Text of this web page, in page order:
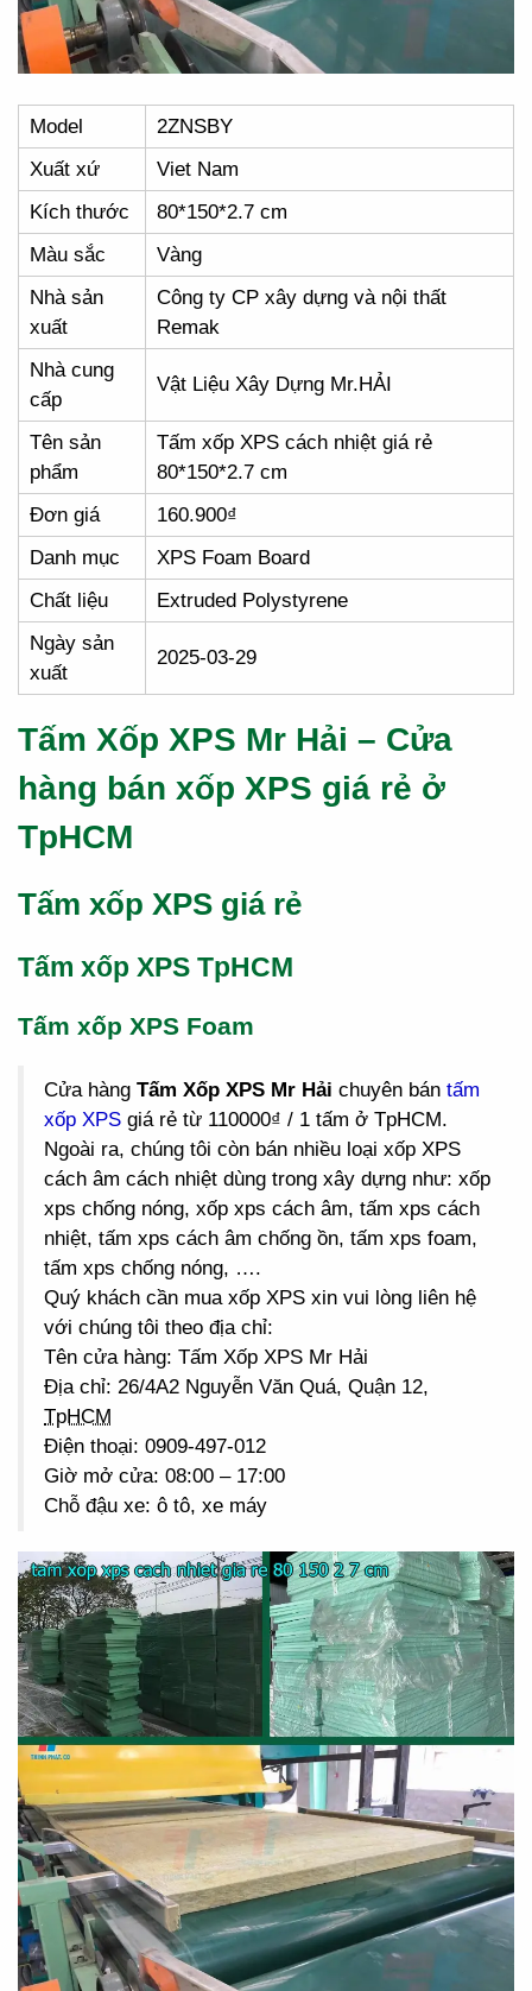
Model
2ZNSBY
Xuất xứ
Viet Nam
Kích thước
80*150*2.7 cm
Màu sắc
Vàng
Nhà sản
xuất
Công ty CP xây dựng và nội thất
Remak
Nhà cung
cấp
Vật Liệu Xây Dựng Mr.HẢI
Tên sản
phẩm
Tấm xốp XPS cách nhiệt giá rẻ
80*150*2.7 cm
Đơn giá
160.900₫
Danh mục
XPS Foam Board
Chất liệu
Extruded Polystyrene
Ngày sản
xuất
2025-03-29
Tấm Xốp XPS Mr Hải – Cửa
hàng bán xốp XPS giá rẻ ở
TpHCM
Tấm xốp XPS giá rẻ
Tấm xốp XPS TpHCM
Tấm xốp XPS Foam
Cửa hàng Tấm Xốp XPS Mr Hải chuyên bán tấm
xốp XPS giá rẻ từ 110000₫ / 1 tấm ở TpHCM.
Ngoài ra, chúng tôi còn bán nhiều loại xốp XPS
cách âm cách nhiệt dùng trong xây dựng như: xốp
xps chống nóng, xốp xps cách âm, tấm xps cách
nhiệt, tấm xps cách âm chống ồn, tấm xps foam,
tấm xps chống nóng, ….
Quý khách cần mua xốp XPS xin vui lòng liên hệ
với chúng tôi theo địa chỉ:
Tên cửa hàng: Tấm Xốp XPS Mr Hải
Địa chỉ: 26/4A2 Nguyễn Văn Quá, Quận 12,
TpHCM
Điện thoại: 0909-497-012
Giờ mở cửa: 08:00 – 17:00
Chỗ đậu xe: ô tô, xe máy